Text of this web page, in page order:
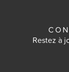
Restez à